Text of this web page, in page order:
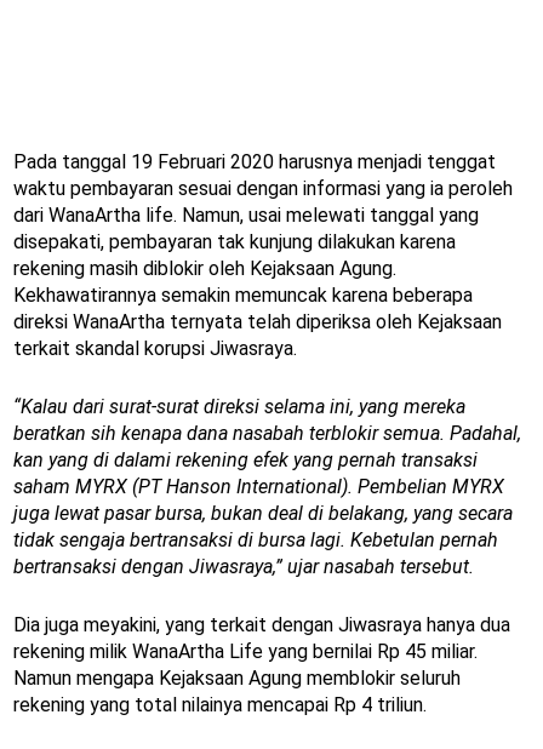
Pada tanggal 19 Februari 2020 harusnya menjadi tenggat
waktu pembayaran sesuai dengan informasi yang ia peroleh
dari WanaArtha life. Namun, usai melewati tanggal yang
disepakati, pembayaran tak kunjung dilakukan karena
rekening masih diblokir oleh Kejaksaan Agung.
Kekhawatirannya semakin memuncak karena beberapa
direksi WanaArtha ternyata telah diperiksa oleh Kejaksaan
terkait skandal korupsi Jiwasraya.
“Kalau dari surat-surat direksi selama ini, yang mereka
beratkan sih kenapa dana nasabah terblokir semua. Padahal,
kan yang di dalami rekening efek yang pernah transaksi
saham MYRX (PT Hanson International). Pembelian MYRX
juga lewat pasar bursa, bukan deal di belakang, yang secara
tidak sengaja bertransaksi di bursa lagi. Kebetulan pernah
bertransaksi dengan Jiwasraya,” ujar nasabah tersebut.
Dia juga meyakini, yang terkait dengan Jiwasraya hanya dua
rekening milik WanaArtha Life yang bernilai Rp 45 miliar.
Namun mengapa Kejaksaan Agung memblokir seluruh
rekening yang total nilainya mencapai Rp 4 triliun.